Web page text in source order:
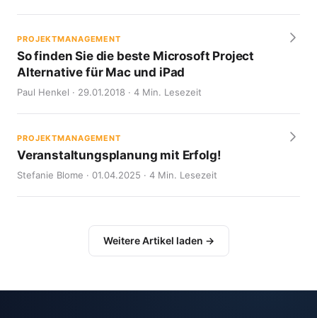
PROJEKTMANAGEMENT
So finden Sie die beste Microsoft Project
Alternative für Mac und iPad
Paul Henkel · 29.01.2018 · 4 Min. Lesezeit
PROJEKTMANAGEMENT
Veranstaltungsplanung mit Erfolg!
Stefanie Blome · 01.04.2025 · 4 Min. Lesezeit
Weitere Artikel laden →